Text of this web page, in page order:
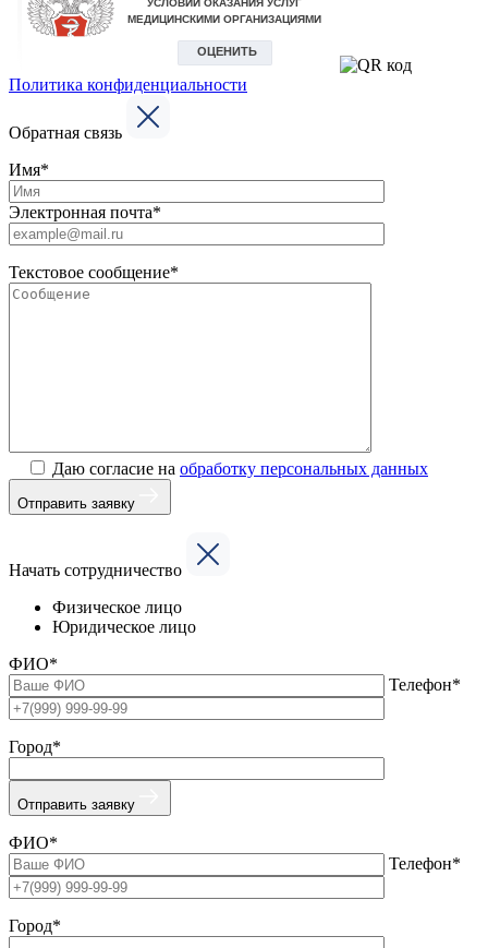
Политика конфиденциальности
Обратная связь
Имя*
Электронная почта*
Текстовое сообщение*
Даю согласие на обработку персональных данных
Отправить заявку
Начать сотрудничество
Физическое лицо
Юридическое лицо
ФИО*
Телефон*
Город*
Отправить заявку
ФИО*
Телефон*
Город*